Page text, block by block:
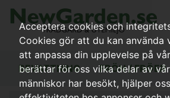
BEVATTNING FRÖN / FRÖER
Acceptera cookies och
Cookies gör att du kan använda
att anpassa din upplevelse på
berättar för oss vilka delar av
människor har besökt, hjälper